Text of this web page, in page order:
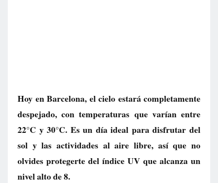
Hoy en Barcelona, el cielo estará completamente
despejado, con temperaturas que varían entre
22°C y 30°C. Es un día ideal para disfrutar del
sol y las actividades al aire libre, así que no
olvides protegerte del índice UV que alcanza un
nivel alto de 8.